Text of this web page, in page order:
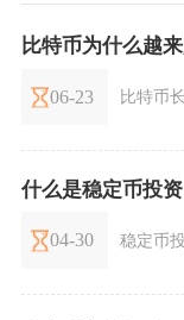
比特币为什么越
06-23 比特币
什么是稳定币投资
04-30 稳定币